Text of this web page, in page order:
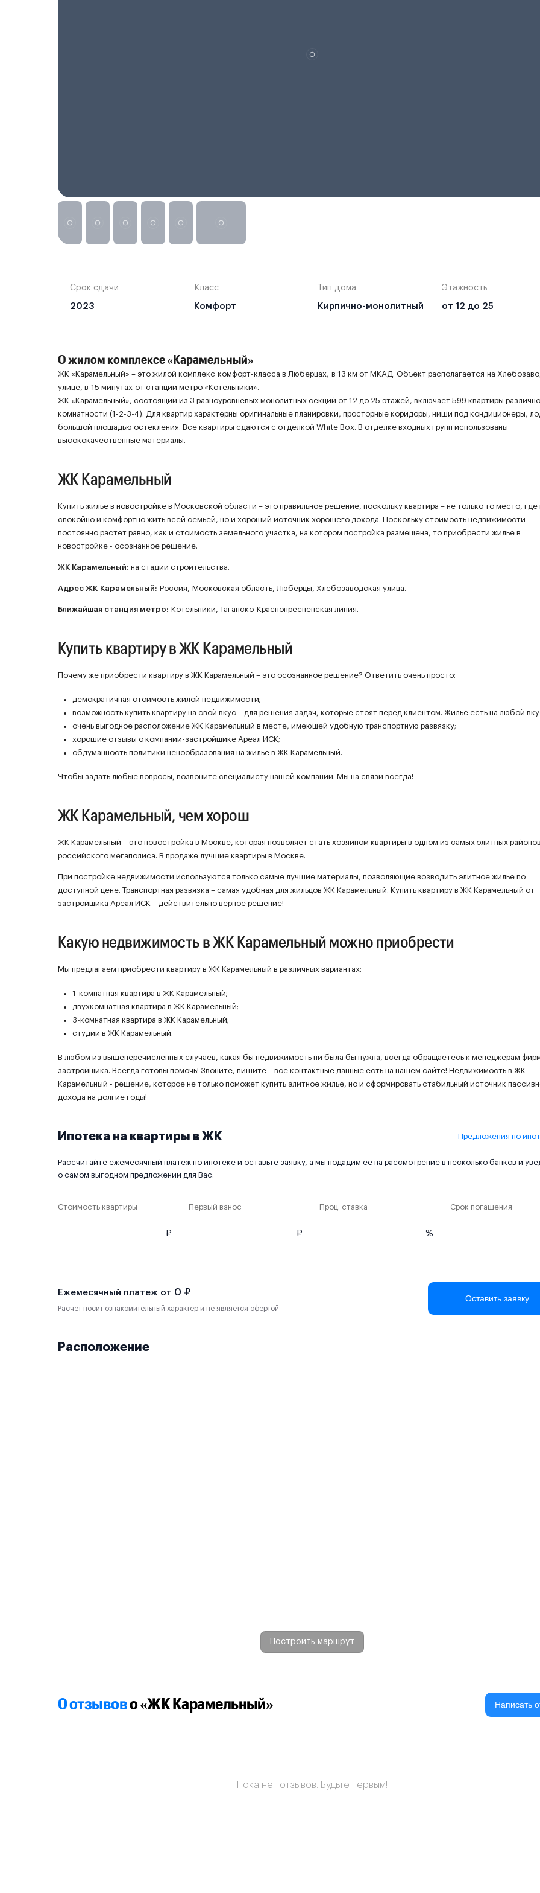
Срок сдачи
2023
Класс
Комфорт
Тип дома
Кирпично-монолитный
Этажность
от 12 до 25
О жилом комплексе «Карамельный»
ЖК «Карамельный» – это жилой комплекс комфорт-класса в Люберцах, в 13 км от МКАД. Объект располагается на
улице, в 15 минутах от станции метро «Котельники».
ЖК «Карамельный», состоящий из 3 разноуровневых монолитных секций от 12 до 25 этажей, включает 599 квартиры
комнатности (1-2-3-4). Для квартир характерны оригинальные планировки, просторные коридоры, ниши под кондиционеры,
большой площадью остекления. Все квартиры сдаются с отделкой White Box. В отделке входных групп использованы
высококачественные материалы.
ЖК Карамельный
Купить жилье в новостройке в Московской области – это правильное решение, поскольку квартира – не только то место,
спокойно и комфортно жить всей семьей, но и хороший источник хорошего дохода. Поскольку стоимость недвижимости
постоянно растет равно, как и стоимость земельного участка, на котором постройка размещена, то приобрести жилье в
новостройке - осознанное решение.
ЖК Карамельный: на стадии строительства.
Адрес ЖК Карамельный: Россия, Московская область, Люберцы, Хлебозаводская улица.
Ближайшая станция метро: Котельники, Таганско-Краснопресненская линия.
Купить квартиру в ЖК Карамельный
Почему же приобрести квартиру в ЖК Карамельный – это осознанное решение? Ответить очень просто:
демократичная стоимость жилой недвижимости;
возможность купить квартиру на свой вкус – для решения задач, которые стоят перед клиентом. Жилье есть на любой
очень выгодное расположение ЖК Карамельный в месте, имеющей удобную транспортную развязку;
хорошие отзывы о компании-застройщике Ареал ИСК;
обдуманность политики ценообразования на жилье в ЖК Карамельный.
Чтобы задать любые вопросы, позвоните специалисту нашей компании. Мы на связи всегда!
ЖК Карамельный, чем хорош
ЖК Карамельный – это новостройка в Москве, которая позволяет стать хозяином квартиры в одном из самых элитных
российского мегаполиса. В продаже лучшие квартиры в Москве.
При постройке недвижимости используются только самые лучшие материалы, позволяющие возводить элитное жилье по
доступной цене. Транспортная развязка – самая удобная для жильцов ЖК Карамельный. Купить квартиру в ЖК Карамельный от
застройщика Ареал ИСК – действительно верное решение!
Какую недвижимость в ЖК Карамельный можно приобрести
Мы предлагаем приобрести квартиру в ЖК Карамельный в различных вариантах:
1-комнатная квартира в ЖК Карамельный;
двухкомнатная квартира в ЖК Карамельный;
3-комнатная квартира в ЖК Карамельный;
студии в ЖК Карамельный.
В любом из вышеперечисленных случаев, какая бы недвижимость ни была бы нужна, всегда обращаетесь к менеджерам
застройщика. Всегда готовы помочь! Звоните, пишите – все контактные данные есть на нашем сайте! Недвижимость в ЖК
Карамельный - решение, которое не только поможет купить элитное жилье, но и сформировать стабильный источник
дохода на долгие годы!
Ипотека на квартиры в ЖК Предложения по
Рассчитайте ежемесячный платеж по ипотеке и оставьте заявку, а мы подадим ее на рассмотрение в несколько банков и
о самом выгодном предложении для Вас.
Стоимость квартиры
₽
Первый взнос
₽
Проц. ставка
%
Срок погашения
Ежемесячный платеж от 0 ₽
Расчет носит ознакомительный характер и не является офертой
Оставить заявку
Расположение
Построить маршрут
0 отзывово «ЖК Карамельный» Написать
Пока нет отзывов. Будьте первым!